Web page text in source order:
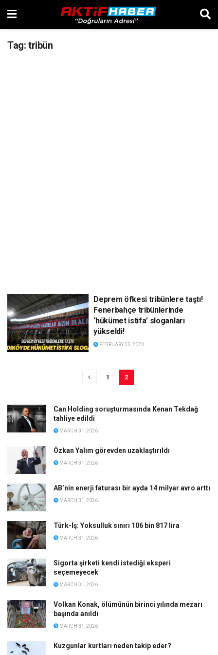
Tag: tribün
Deprem öfkesi tribünlere taştı!
Fenerbahçe tribünlerinde
‘hükümet istifa’ sloganları
yükseldi!
FEBRUARY 25, 2023
1 2
Can Holding soruşturmasında Kenan Tekdağ
tahliye edildi
MARCH 31, 2026
Özkan Yalım görevden uzaklaştırıldı
MARCH 31, 2026
AB’nin enerji faturası bir ayda 14 milyar avro arttı
MARCH 31, 2026
Türk-İş: Yoksulluk sınırı 106 bin 817 lira
MARCH 31, 2026
Sigorta şirketi kendi istediği eksperi
seçemeyecek
MARCH 31, 2026
Volkan Konak, ölümünün birinci yılında mezarı
başında anıldı
MARCH 31, 2026
Kuzgunlar kurtları neden takip eder?